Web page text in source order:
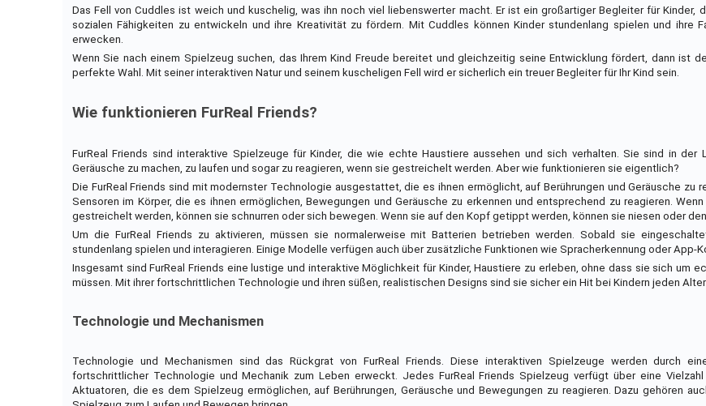
Das Fell von Cuddles ist weich und kuschelig, was ihn noch viel liebenswerter macht. Er ist ein großartiger Begleiter für Kinder,
sozialen Fähigkeiten zu entwickeln und ihre Kreativität zu fördern. Mit Cuddles können Kinder stundenlang spielen und ihre
erwecken.
Wenn Sie nach einem Spielzeug suchen, das Ihrem Kind Freude bereitet und gleichzeitig seine Entwicklung fördert, dann ist
perfekte Wahl. Mit seiner interaktiven Natur und seinem kuscheligen Fell wird er sicherlich ein treuer Begleiter für Ihr Kind sein.
Wie funktionieren FurReal Friends?
FurReal Friends sind interaktive Spielzeuge für Kinder, die wie echte Haustiere aussehen und sich verhalten. Sie sind in der
Geräusche zu machen, zu laufen und sogar zu reagieren, wenn sie gestreichelt werden. Aber wie funktionieren sie eigentlich?
Die FurReal Friends sind mit modernster Technologie ausgestattet, die es ihnen ermöglicht, auf Berührungen und Geräusche zu
Sensoren im Körper, die es ihnen ermöglichen, Bewegungen und Geräusche zu erkennen und entsprechend zu reagieren.
gestreichelt werden, können sie schnurren oder sich bewegen. Wenn sie auf den Kopf getippt werden, können sie niesen oder
Um die FurReal Friends zu aktivieren, müssen sie normalerweise mit Batterien betrieben werden. Sobald sie
stundenlang spielen und interagieren. Einige Modelle verfügen auch über zusätzliche Funktionen wie Spracherkennung oder App-
Insgesamt sind FurReal Friends eine lustige und interaktive Möglichkeit für Kinder, Haustiere zu erleben, ohne dass sie sich um
müssen. Mit ihrer fortschrittlichen Technologie und ihren süßen, realistischen Designs sind sie sicher ein Hit bei Kindern jeden
Technologie und Mechanismen
Technologie und Mechanismen sind das Rückgrat von FurReal Friends. Diese interaktiven Spielzeuge werden durch
fortschrittlicher Technologie und Mechanik zum Leben erweckt. Jedes FurReal Friends Spielzeug verfügt über eine Vielzahl
Aktuatoren, die es dem Spielzeug ermöglichen, auf Berührungen, Geräusche und Bewegungen zu reagieren. Dazu gehören